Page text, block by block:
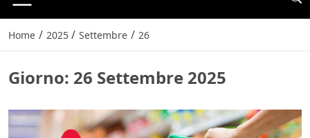
Home / 2025 / Settembre / 26
Giorno: 26 Settembre 2025